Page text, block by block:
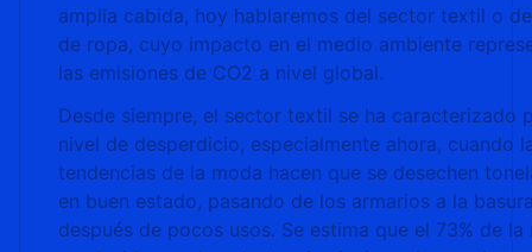
amplia cabida, hoy hablaremos del sector textil o
de ropa, cuyo impacto en el medio ambiente
las emisiones de CO2 a nivel global.
Desde siempre, el sector textil se ha caracterizado
nivel de desperdicio, especialmente ahora, cuando
tendencias de la moda hacen que se desechen
en buen estado, pasando de los armarios a la
después de pocos usos. Se estima que el 73% de la